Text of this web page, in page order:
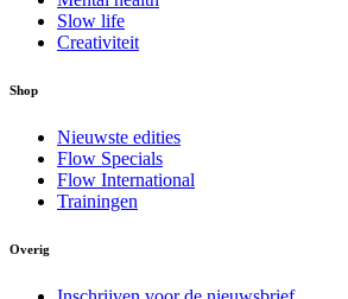
Slow life
Creativiteit
Shop
Nieuwste edities
Flow Specials
Flow International
Trainingen
Overig